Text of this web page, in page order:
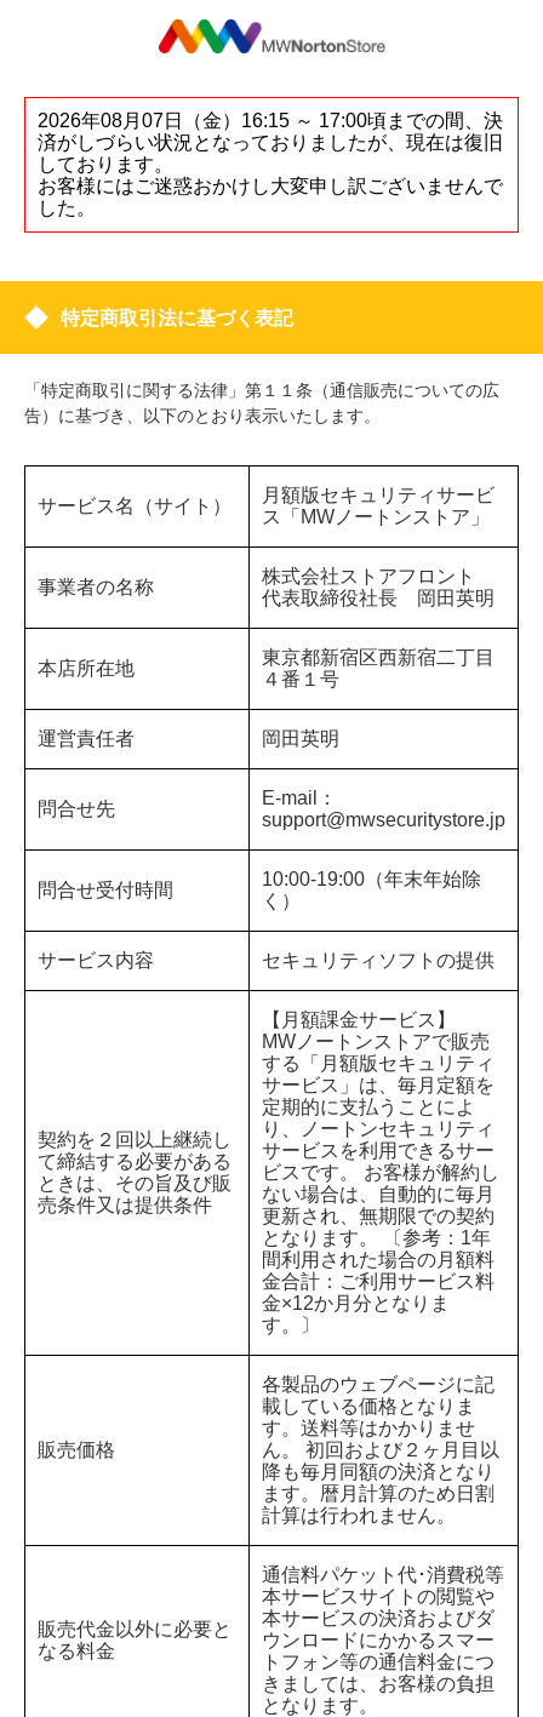
2026年08月07日（金）16:15 ～ 17:00頃までの間、決
済がしづらい状況となっておりましたが、現在は復旧
しております。
お客様にはご迷惑おかけし大変申し訳ございませんで
した。
特定商取引法に基づく表記
「特定商取引に関する法律」第１１条（通信販売についての広
告）に基づき、以下のとおり表示いたします。
サービス名（サイト）
月額版セキュリティサービ
ス「MWノートンストア」
事業者の名称
株式会社ストアフロント
代表取締役社長 岡田英明
本店所在地
東京都新宿区西新宿二丁目
４番１号
運営責任者 岡田英明
問合せ先
E-mail：
support@mwsecuritystore.jp
問合せ受付時間
10:00-19:00（年末年始除
く）
サービス内容 セキュリティソフトの提供
契約を２回以上継続し
て締結する必要がある
ときは、その旨及び販
売条件又は提供条件
【月額課金サービス】
MWノートンストアで販売
する「月額版セキュリティ
サービス」は、毎月定額を
定期的に支払うことによ
り、ノートンセキュリティ
サービスを利用できるサー
ビスです。 お客様が解約し
ない場合は、自動的に毎月
更新され、無期限での契約
となります。 〔参考：1年
間利用された場合の月額料
金合計：ご利用サービス料
金×12か月分となりま
す。〕
販売価格
各製品のウェブページに記
載している価格となりま
す。送料等はかかりませ
ん。 初回および２ヶ月目以
降も毎月同額の決済となり
ます。暦月計算のため日割
計算は行われません。
販売代金以外に必要と
なる料金
通信料パケット代･消費税等
本サービスサイトの閲覧や
本サービスの決済およびダ
ウンロードにかかるスマー
トフォン等の通信料金につ
きましては、お客様の負担
となります。